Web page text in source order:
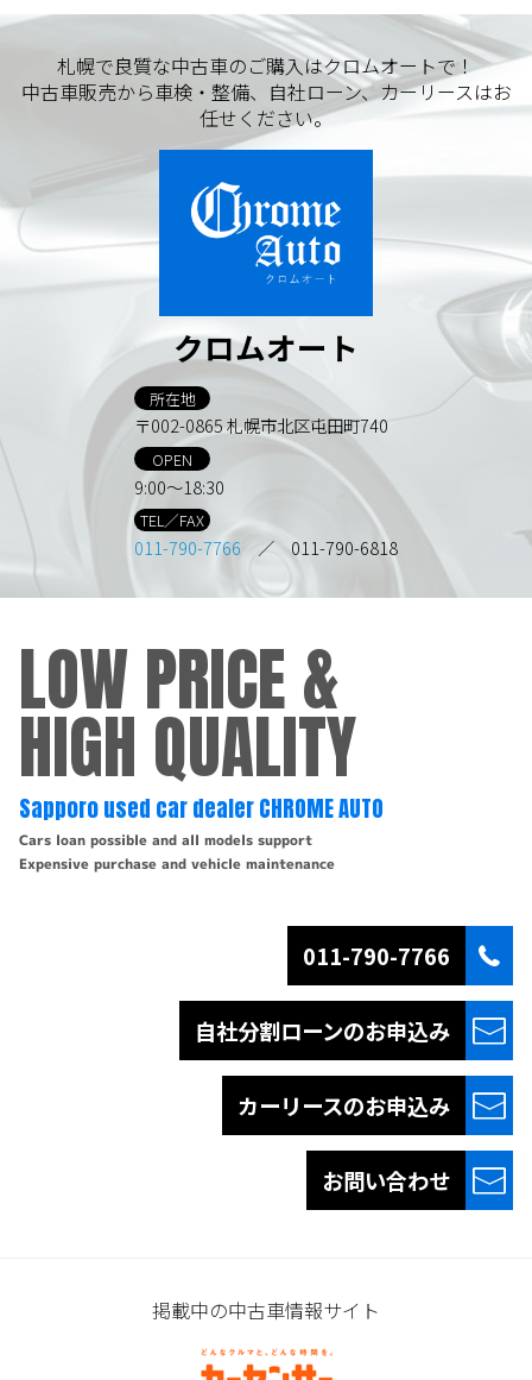
札幌で良質な中古車のご購入はクロムオートで！
中古車販売から車検・整備、自社ローン、カーリースはお
任せください。
クロムオート
所在地
〒002-0865 札幌市北区屯田町740
OPEN
9:00～18:30
TEL／FAX
011-790-7766 ／ 011-790-6818
LOW PRICE &
HIGH QUALITY
Sapporo used car dealer CHROME AUTO
Cars loan possible and all models support
Expensive purchase and vehicle maintenance
011-790-7766
自社分割ローンのお申込み
カーリースのお申込み
お問い合わせ
掲載中の中古車情報サイト